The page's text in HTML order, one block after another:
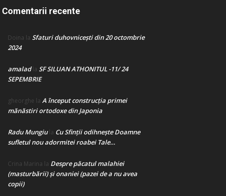
Comentarii recente
Doina la Sfaturi duhovnicești din 20 octombrie
2024
amaladla SF SILUAN ATHONITUL -11/ 24
SEPEMBRIE
gheorghe la A început construcţia primei
mănăstiri ortodoxe din Japonia
Radu Mungiula Cu Sfinții odihnește Doamne
sufletul nou adormitei roabei Tale…
Crina Marina la Despre păcatul malahiei
(masturbării) şi onaniei (pazei de a nu avea
copii)